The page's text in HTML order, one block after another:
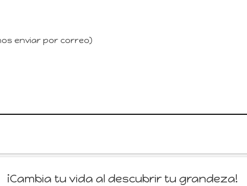
enviar por correo)
¡Cambia tu vida al descubrir tu grandeza!